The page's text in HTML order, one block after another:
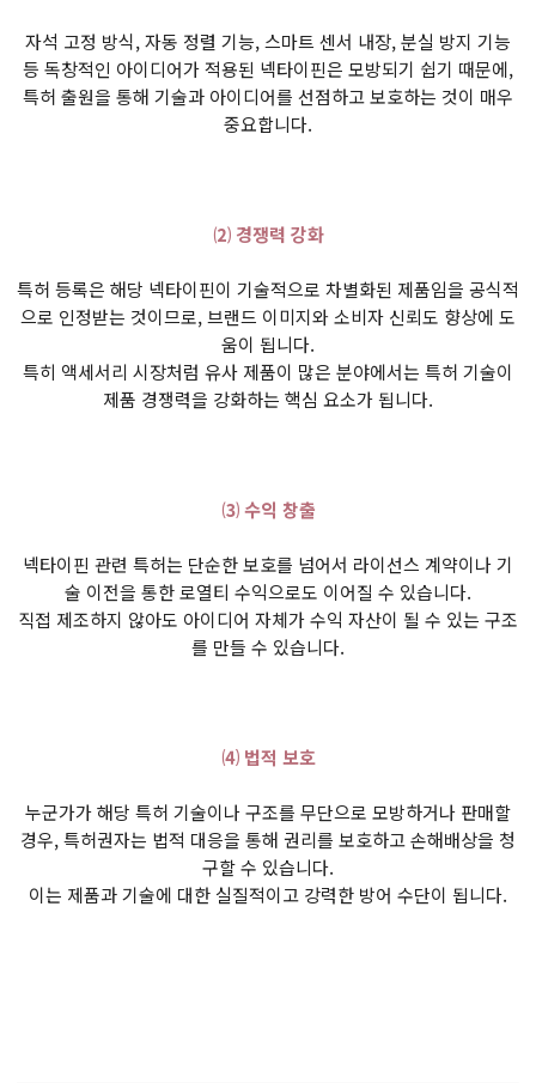
자석 고정 방식, 자동 정렬 기능, 스마트 센서 내장, 분실 방지 기능
등 독창적인 아이디어가 적용된 넥타이핀은 모방되기 쉽기 때문에,
특허 출원을 통해 기술과 아이디어를 선점하고 보호하는 것이 매우
중요합니다.
⑵ 경쟁력 강화
특허 등록은 해당 넥타이핀이 기술적으로 차별화된 제품임을 공식적
으로 인정받는 것이므로, 브랜드 이미지와 소비자 신뢰도 향상에 도
움이 됩니다.
특히 액세서리 시장처럼 유사 제품이 많은 분야에서는 특허 기술이
제품 경쟁력을 강화하는 핵심 요소가 됩니다.
⑶ 수익 창출
넥타이핀 관련 특허는 단순한 보호를 넘어서 라이선스 계약이나 기
술 이전을 통한 로열티 수익으로도 이어질 수 있습니다.
직접 제조하지 않아도 아이디어 자체가 수익 자산이 될 수 있는 구조
를 만들 수 있습니다.
⑷ 법적 보호
누군가가 해당 특허 기술이나 구조를 무단으로 모방하거나 판매할
경우, 특허권자는 법적 대응을 통해 권리를 보호하고 손해배상을 청
구할 수 있습니다.
이는 제품과 기술에 대한 실질적이고 강력한 방어 수단이 됩니다.